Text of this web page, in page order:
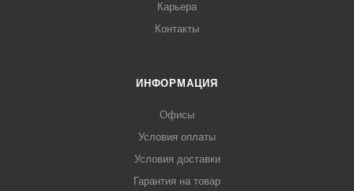
Карьера
Контакты
ИНФОРМАЦИЯ
Офисы
Условия оплаты
Условия доставки
Гарантия на товар